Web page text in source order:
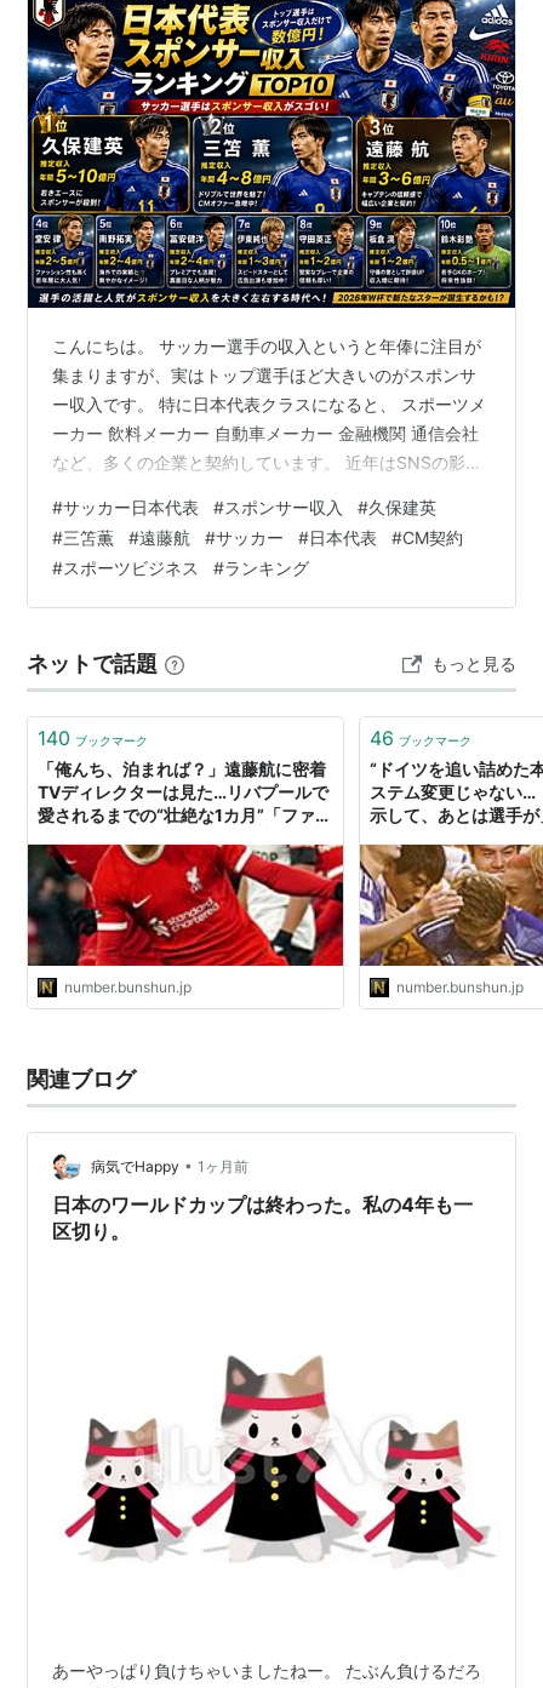
U-16日本代表
2010
U-17,U-19日本代表
リスト::サッカー選手
こんにちは。 サッカー選手の収入というと年俸に注目が
集まりますが、実はトップ選手ほど大きいのがスポンサ
ー収入です。 特に日本代表クラスになると、 スポーツメ
ーカー 飲料メーカー 自動車メーカー 金融機関 通信会社
など、多くの企業と契約しています。 近年はSNSの影響
手も珍しくありません。 今回は、日本代表選手のスポン
サー収入ランキングTOP10を紹介します。 ※公表資料や
推定契約額をもとにした参考ランキングです。 日本代表
スポンサー収入ランキングTOP10 🥇1位 久保建英 推定ス
ポンサー…
#サッカー日本代表 #スポンサー収入 #久保建英
#三笘薫 #遠藤航 #サッカー #日本代表 #CM契約
#スポーツビジネス #ランキング
ネットで話題 もっと見る
140 ブックマーク
「俺んち、泊まれば？」遠藤航に密着
TVディレクターは見た…リバプールで
愛されるまでの“壮絶な1カ月”「ファウ
郎）
number.bunshun.jp
46 ブックマーク
“ドイツを追い詰めた
ステム変更じゃない…
示して、あとは選手
number.bunshun.jp
関連ブログ
病気でHappy • 1ヶ月前
日本のワールドカップは終わった。私の4年も一
区切り。
あーやっぱり負けちゃいましたねー。 たぶん負けるだろ